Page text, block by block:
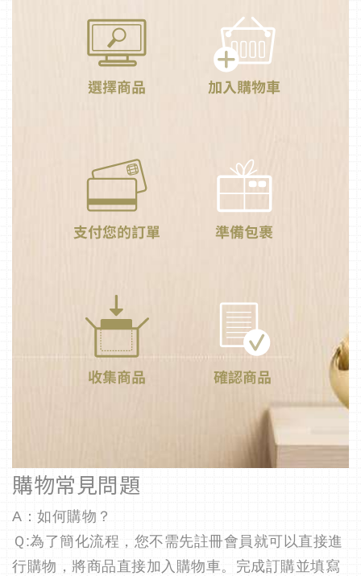
購物常見問題
A：如何購物？
Ｑ:為了簡化流程，您不需先註冊會員就可以直接進
行購物，將商品直接加入購物車。完成訂購並填寫